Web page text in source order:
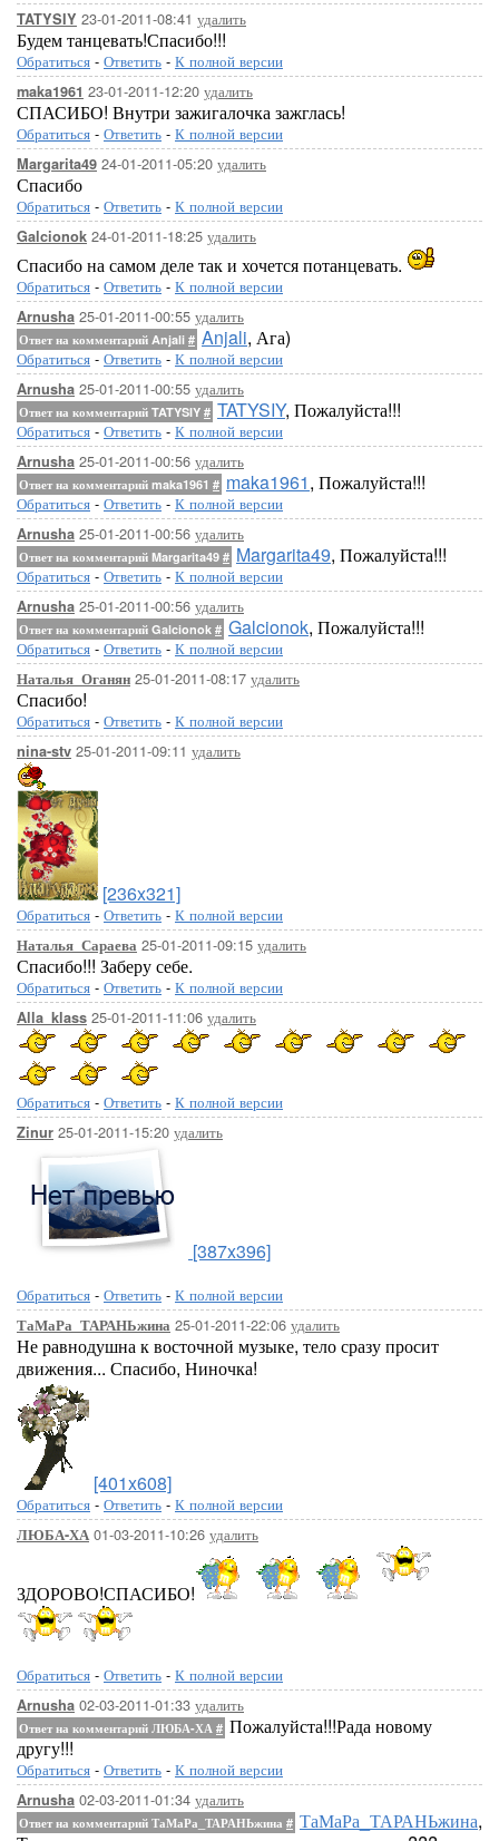
TATYSIY 23-01-2011-08:41 удалить
Будем танцевать!Спасибо!!!
Обратиться - Ответить - К полной версии
maka1961 23-01-2011-12:20 удалить
СПАСИБО! Внутри зажигалочка зажглась!
Обратиться - Ответить - К полной версии
Margarita49 24-01-2011-05:20 удалить
Спасибо
Обратиться - Ответить - К полной версии
Galcionok 24-01-2011-18:25 удалить
Спасибо на самом деле так и хочется потанцевать.
Обратиться - Ответить - К полной версии
Arnusha 25-01-2011-00:55 удалить
Ответ на комментарий Anjali # Anjali, Ага)
Обратиться - Ответить - К полной версии
Arnusha 25-01-2011-00:55 удалить
Ответ на комментарий TATYSIY # TATYSIY, Пожалуйста!!!
Обратиться - Ответить - К полной версии
Arnusha 25-01-2011-00:56 удалить
Ответ на комментарий maka1961 # maka1961, Пожалуйста!!!
Обратиться - Ответить - К полной версии
Arnusha 25-01-2011-00:56 удалить
Ответ на комментарий Margarita49 # Margarita49, Пожалуйста!!!
Обратиться - Ответить - К полной версии
Arnusha 25-01-2011-00:56 удалить
Ответ на комментарий Galcionok # Galcionok, Пожалуйста!!!
Обратиться - Ответить - К полной версии
Наталья_Оганян 25-01-2011-08:17 удалить
Спасибо!
Обратиться - Ответить - К полной версии
nina-stv 25-01-2011-09:11 удалить
[236x321]
Обратиться - Ответить - К полной версии
Наталья_Сараева 25-01-2011-09:15 удалить
Спасибо!!! Заберу себе.
Обратиться - Ответить - К полной версии
Alla_klass 25-01-2011-11:06 удалить
Обратиться - Ответить - К полной версии
Zinur 25-01-2011-15:20 удалить
[387x396]
Обратиться - Ответить - К полной версии
ТаМаРа_ТАРАНЬжина 25-01-2011-22:06 удалить
Не равнодушна к восточной музыке, тело сразу просит
движения... Спасибо, Ниночка!
[401x608]
Обратиться - Ответить - К полной версии
ЛЮБА-ХА 01-03-2011-10:26 удалить
ЗДОРОВО!СПАСИБО!
Обратиться - Ответить - К полной версии
Arnusha 02-03-2011-01:33 удалить
Ответ на комментарий ЛЮБА-ХА # Пожалуйста!!!Рада новому
другу!!!
Обратиться - Ответить - К полной версии
Arnusha 02-03-2011-01:34 удалить
Ответ на комментарий ТаМаРа_ТАРАНЬжина # ТаМаРа_ТАРАНЬжина,